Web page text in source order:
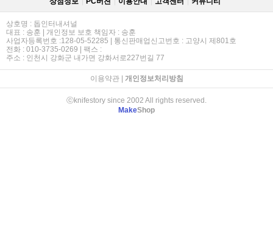
상호명 : 돕인터내셔널
대표 : 송훈 | 개인정보 보호 책임자 : 송훈
사업자등록번호 :128-05-52285 | 통신판매업신고번호 : 고양시 제801호
전화 : 010-3735-0269 | 팩스 :
주소 : 인천시 강화군 내가면 강화서로227번길 77
이용약관| 개인정보처리방침
ⓒknifestory since 2002 All rights reserved.
MakeShop